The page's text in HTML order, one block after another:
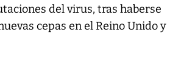
del virus, tras haberse
cepas en el Reino Unido y